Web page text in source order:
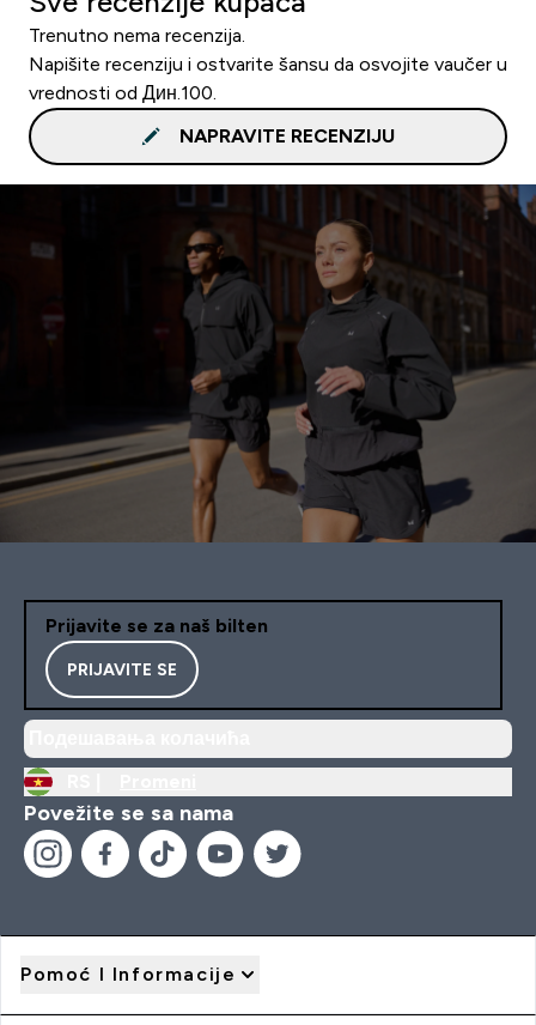
Trenutno nema recenzija.
Napišite recenziju i ostvarite šansu da osvojite vaučer u
vrednosti od Дин.100.
NAPRAVITE RECENZIJU
Prijavite se za naš bilten
PRIJAVITE SE
Povežite se sa nama
Pomoć I Informacije